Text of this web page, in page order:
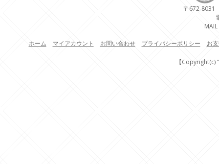
〒672-8031
ホーム マイアカウント お問い合わせ プライバシーポリシー お
【Copyright(c)